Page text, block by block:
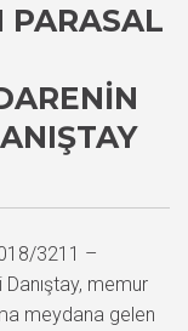
PARASAL
3211 –
memur
meydana gelen